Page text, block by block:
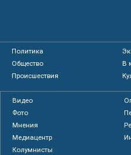
Политика
Общество
В
Происшествия
Видео
Фото
Мнения
Медиацентр
Колумнисты